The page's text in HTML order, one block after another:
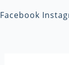
Facebook